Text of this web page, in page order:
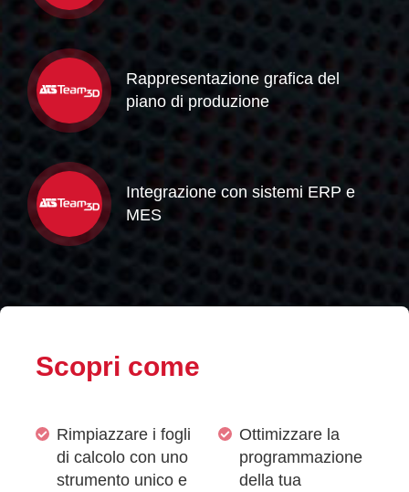
Rappresentazione grafica del
piano di produzione
Integrazione con sistemi ERP e
MES
Scopri come
Rimpiazzare i fogli
di calcolo con uno
strumento unico e
Ottimizzare la
programmazione
della tua